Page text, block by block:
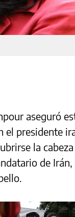
aseguró
el presidente
la
de Irán,